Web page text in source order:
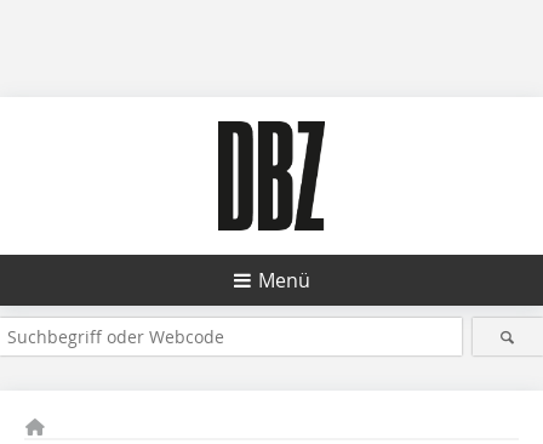
Menü